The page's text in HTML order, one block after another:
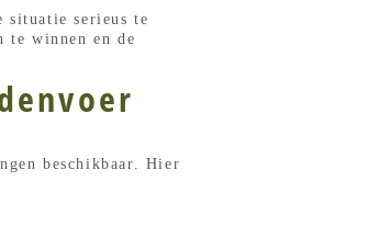
situatie serieus te
te winnen en de
beschikbaar. Hier